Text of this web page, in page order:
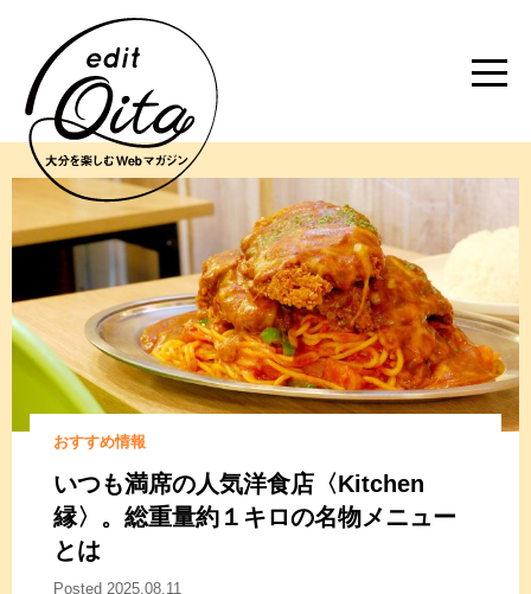
おすすめ情報
いつも満席の人気洋食店〈Kitchen
縁〉。 総重量約１キロの名物メニュー
とは
Posted 2025.08.11